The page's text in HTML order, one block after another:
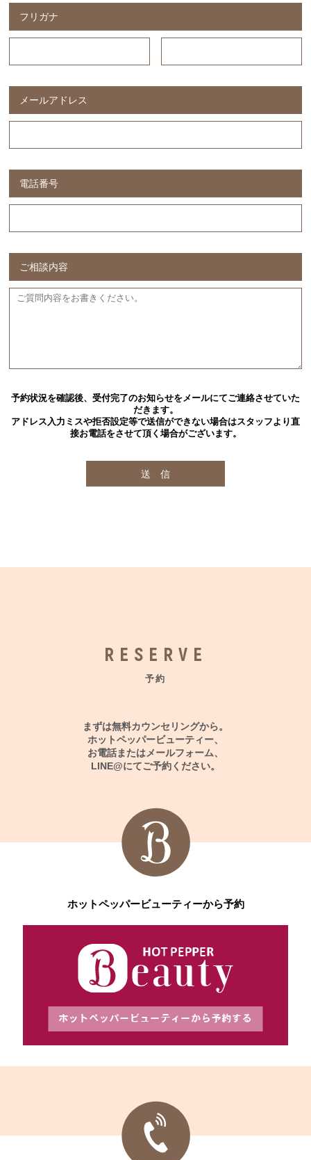
フリガナ
メールアドレス
電話番号
ご相談内容
予約状況を確認後、受付完了のお知らせをメールにてご連絡させていた
だきます。
アドレス入力ミスや拒否設定等で送信ができない場合はスタッフより直
接お電話をさせて頂く場合がございます。
RESERVE
予約
まずは無料カウンセリングから。
ホットペッパービューティー、
お電話またはメールフォーム、
LINE@にてご予約ください。
ホットペッパービューティーから予約